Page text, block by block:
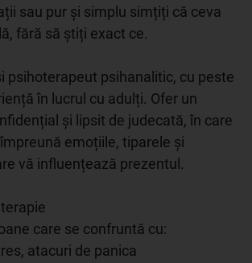
sau pur și simplu simțiți că ceva
fără să știți exact ce.
psihoterapeut psihanalitic, cu peste
în lucrul cu adulți. Ofer un
și lipsit de judecată, în care
emoțiile, tiparele și
vă influențează prezentul.
care se confruntă cu:
atacuri de panica